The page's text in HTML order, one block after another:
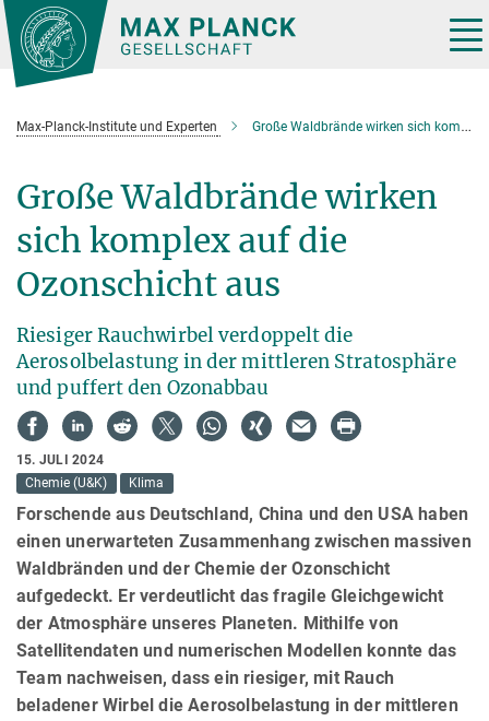
Hauptinhalt
Max-Planck-Institute und Experten Große Waldbrände wirken sich komplex auf die Ozonschicht aus
Große Waldbrände wirken
sich komplex auf die
Ozonschicht aus
Riesiger Rauchwirbel verdoppelt die
Aerosolbelastung in der mittleren Stratosphäre
und puffert den Ozonabbau
15. JULI 2024
Chemie (U&K)
Klima
Forschende aus Deutschland, China und den USA haben
einen unerwarteten Zusammenhang zwischen massiven
Waldbränden und der Chemie der Ozonschicht
aufgedeckt. Er verdeutlicht das fragile Gleichgewicht
der Atmosphäre unseres Planeten. Mithilfe von
Satellitendaten und numerischen Modellen konnte das
Team nachweisen, dass ein riesiger, mit Rauch
beladener Wirbel die Aerosolbelastung in der mittleren